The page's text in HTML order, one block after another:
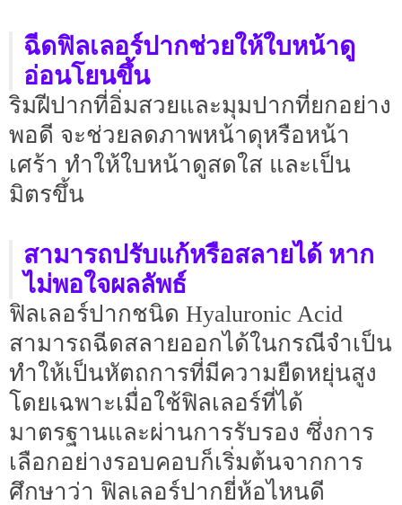
ฉีดฟิลเลอร์ปากช่วยให้ใบหน้าดู
อ่อนโยนขึ้น
ริมฝีปากที่อิ่มสวยและมุมปากที่ยกอย่าง
พอดี จะช่วยลดภาพหน้าดุหรือหน้า
เศร้า ทำให้ใบหน้าดูสดใส และเป็น
มิตรขึ้น
สามารถปรับแก้หรือสลายได้ หาก
ไม่พอใจผลลัพธ์
ฟิลเลอร์ปากชนิด Hyaluronic Acid
สามารถฉีดสลายออกได้ในกรณีจำเป็น
ทำให้เป็นหัตถการที่มีความยืดหยุ่นสูง
โดยเฉพาะเมื่อใช้ฟิลเลอร์ที่ได้
มาตรฐานและผ่านการรับรอง ซึ่งการ
เลือกอย่างรอบคอบก็เริ่มต้นจากการ
ศึกษาว่า ฟิลเลอร์ปากยี่ห้อไหนดี